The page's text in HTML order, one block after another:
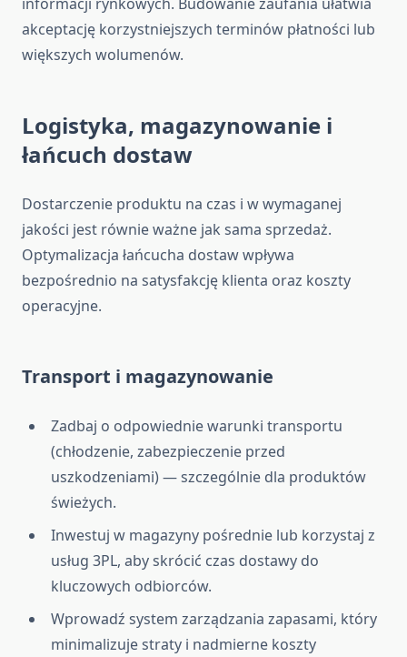
akceptację korzystniejszych terminów płatności lub
większych wolumenów.
Logistyka, magazynowanie i
łańcuch dostaw
Dostarczenie produktu na czas i w wymaganej
jakości jest równie ważne jak sama sprzedaż.
Optymalizacja łańcucha dostaw wpływa
bezpośrednio na satysfakcję klienta oraz koszty
operacyjne.
Transport i magazynowanie
Zadbaj o odpowiednie warunki transportu
(chłodzenie, zabezpieczenie przed
uszkodzeniami) — szczególnie dla produktów
świeżych.
Inwestuj w magazyny pośrednie lub korzystaj z
usług 3PL, aby skrócić czas dostawy do
kluczowych odbiorców.
Wprowadź system zarządzania zapasami, który
minimalizuje straty i nadmierne koszty